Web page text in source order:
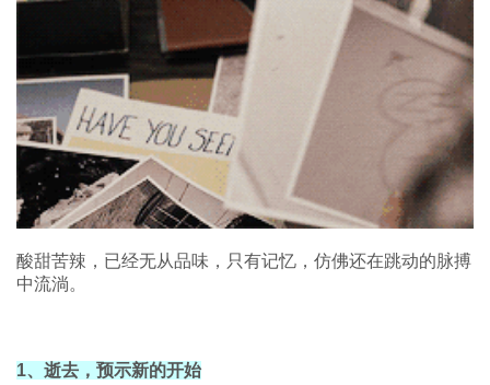
酸甜苦辣，已经无从品味，只有记忆，仿佛还在跳动的脉搏
中流淌。
1、逝去，预示新的开始